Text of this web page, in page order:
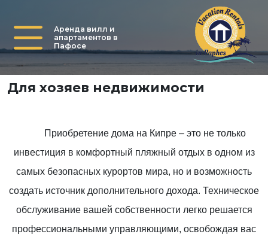
Аренда вилл и
апартаментов в
Пафосе
Для хозяев недвижимости
Приобретение дома на Кипре – это не только
инвестиция в комфортный пляжный отдых в одном из
самых безопасных курортов мира, но и возможность
создать источник дополнительного дохода. Техническое
обслуживание вашей собственности легко решается
профессиональными управляющими, освобождая вас